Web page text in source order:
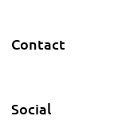
Contact
Social